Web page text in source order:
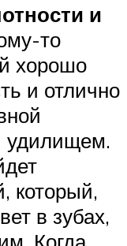
и
то
хорошо
и отлично
удилищем.
который,
в зубах,